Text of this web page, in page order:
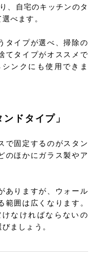
、自宅のキッチンのタ
べます。
タイプが選べ、掃除の
てタイプがオススメで
ンクにも使用できま
ドタイプ」
で固定するのがスタン
のほかにガラス製やア
ありますが、ウォール
範囲は広くなります。
なければならないの
ましょう。